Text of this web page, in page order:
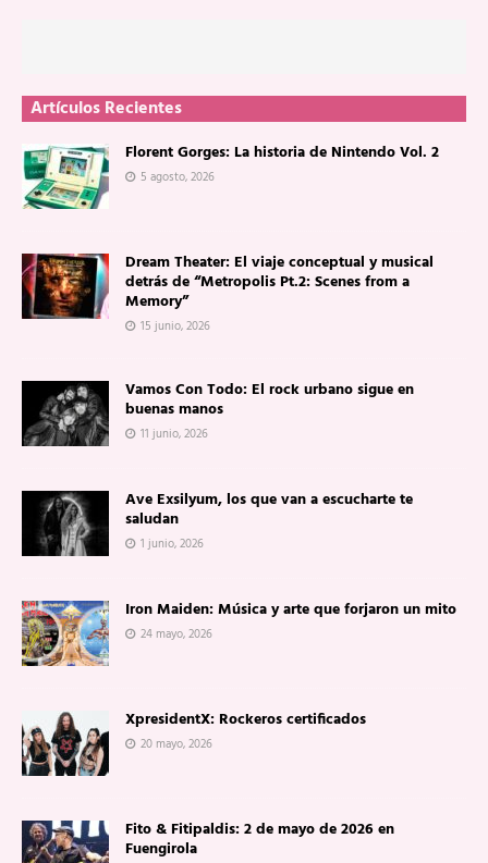
Artículos Recientes
Florent Gorges: La historia de Nintendo Vol. 2
5 agosto, 2026
Dream Theater: El viaje conceptual y musical
detrás de “Metropolis Pt.2: Scenes from a
Memory”
15 junio, 2026
Vamos Con Todo: El rock urbano sigue en
buenas manos
11 junio, 2026
Ave Exsilyum, los que van a escucharte te
saludan
1 junio, 2026
Iron Maiden: Música y arte que forjaron un mito
24 mayo, 2026
XpresidentX: Rockeros certificados
20 mayo, 2026
Fito & Fitipaldis: 2 de mayo de 2026 en
Fuengirola